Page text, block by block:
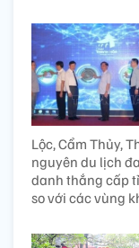
Lộc, Cẩm Thủy,
nguyên du lịch
danh thắng cấp
so với các vùng